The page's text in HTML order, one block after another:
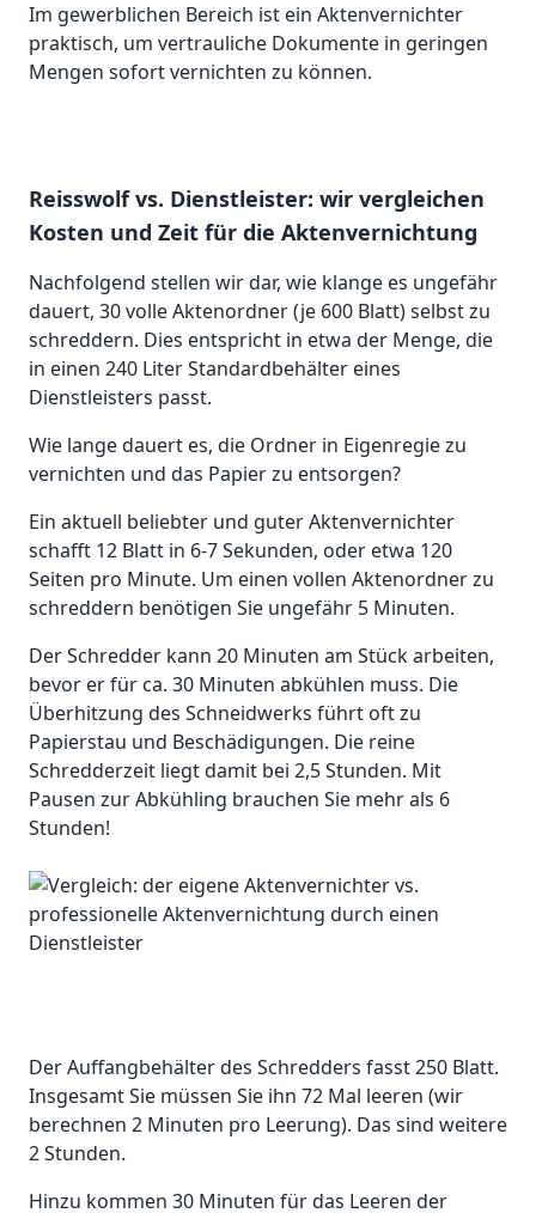
Im gewerblichen Bereich ist ein Aktenvernichter
praktisch, um vertrauliche Dokumente in geringen
Mengen sofort vernichten zu können.
Reisswolf vs. Dienstleister: wir vergleichen
Kosten und Zeit für die Aktenvernichtung
Nachfolgend stellen wir dar, wie klange es ungefähr
dauert, 30 volle Aktenordner (je 600 Blatt) selbst zu
schreddern. Dies entspricht in etwa der Menge, die
in einen 240 Liter Standardbehälter eines
Dienstleisters passt.
Wie lange dauert es, die Ordner in Eigenregie zu
vernichten und das Papier zu entsorgen?
Ein aktuell beliebter und guter Aktenvernichter
schafft 12 Blatt in 6-7 Sekunden, oder etwa 120
Seiten pro Minute. Um einen vollen Aktenordner zu
schreddern benötigen Sie ungefähr 5 Minuten.
Der Schredder kann 20 Minuten am Stück arbeiten,
bevor er für ca. 30 Minuten abkühlen muss. Die
Überhitzung des Schneidwerks führt oft zu
Papierstau und Beschädigungen. Die reine
Schredderzeit liegt damit bei 2,5 Stunden. Mit
Pausen zur Abkühling brauchen Sie mehr als 6
Stunden!
Der Auffangbehälter des Schredders fasst 250 Blatt.
Insgesamt Sie müssen Sie ihn 72 Mal leeren (wir
berechnen 2 Minuten pro Leerung). Das sind weitere
2 Stunden.
Hinzu kommen 30 Minuten für das Leeren der